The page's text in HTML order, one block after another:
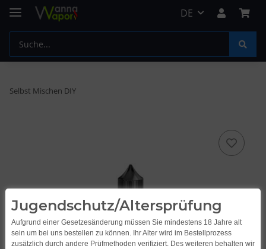
DE
Selbst Mischen DIY
Jugendschutz/Altersprüfung
Aufgrund einer Gesetzesänderung müssen Sie mindestens 18 Jahre alt
sein um bei uns bestellen zu können. Ihr Alter wird im Bestellprozess
zusätzlich durch andere Prüfmethoden verifiziert. Des weiteren behalten wir